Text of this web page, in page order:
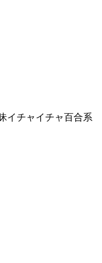
イチャイチャ百合系